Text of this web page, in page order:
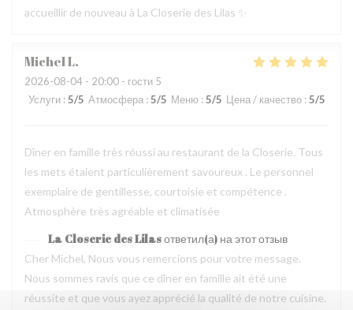
accueillir de nouveau à La Closerie des Lilas ✨
MichelL
2026-08-04 - 20:00 - гости 5
Услуги : 5/5 Атмосфера : 5/5 Меню : 5/5 Цена / качество : 5/5
Dîner en famille très réussi au restaurant de la Closerie. Tous
les mets étaient particulièrement savoureux . Le personnel
exemplaire de gentillesse, courtoisie et compétence .
Atmosphère très agréable et climatisée
La Closerie des Lilasответил(а) на этот отзыв
Cher Michel, Nous vous remercions pour votre message.
Nous sommes ravis que ce dîner en famille ait été une
réussite et que vous ayez apprécié la qualité de notre cuisine.